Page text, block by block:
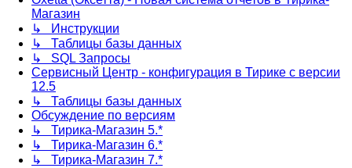
Магазин
↳ Инструкции
↳ Таблицы базы данных
↳ SQL Запросы
Сервисный Центр - конфигурация в Тирике с версии
12.5
↳ Таблицы базы данных
Обсуждение по версиям
↳ Тирика-Магазин 5.*
↳ Тирика-Магазин 6.*
↳ Тирика-Магазин 7.*